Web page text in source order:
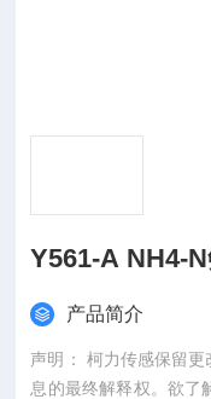
Y561-A
产品简介
声明： 柯力传感保留
息的最终解释权。欲了